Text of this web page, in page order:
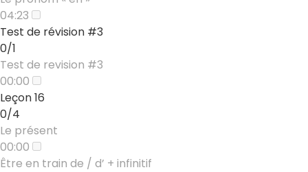
04:23
Test de révision #3
0/1
Test de revision #3
00:00
Leçon 16
0/4
Le présent
00:00
Être en train de / d’ + infinitif